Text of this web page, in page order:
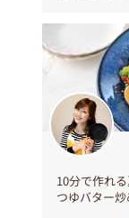
10分で作れ
つゆバター炒